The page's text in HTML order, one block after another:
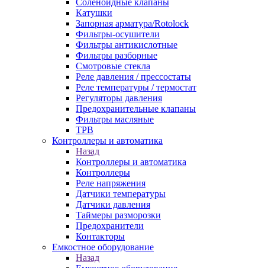
Соленоидные клапаны
Катушки
Запорная арматура/Rotolock
Фильтры-осушители
Фильтры антикислотные
Фильтры разборные
Смотровые стекла
Реле давления / прессостаты
Реле температуры / термостат
Регуляторы давления
Предохранительные клапаны
Фильтры масляные
ТРВ
Контроллеры и автоматика
Назад
Контроллеры и автоматика
Контроллеры
Реле напряжения
Датчики температуры
Датчики давления
Таймеры разморозки
Предохранители
Контакторы
Емкостное оборудование
Назад